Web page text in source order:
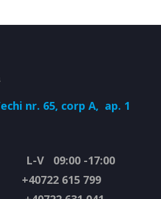
nr. 65, corp A, ap. 1
L-V 09:00 -17:00
+40722 615 799